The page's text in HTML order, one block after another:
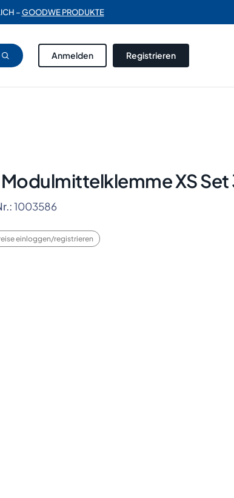
–GOODWE PRODUKTE
Anmelden Registrieren
Modulmittelklemme XS
1003586
einloggen/registrieren